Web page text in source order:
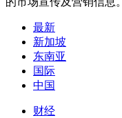
最新
新加坡
东南亚
国际
中国
财经